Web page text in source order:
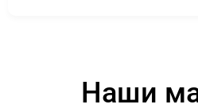
Наши